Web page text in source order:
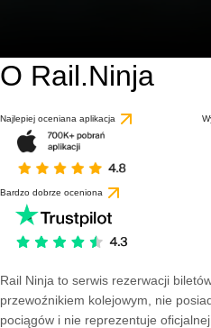
O Rail.Ninja
Najlepiej oceniana aplikacja
Bardzo dobrze oceniona
Rail Ninja to serwis rezerwacji
przewoźnikiem kolejowym, nie
pociągów i nie reprezentuje